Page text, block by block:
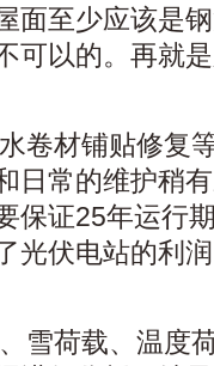
面至少应该是
可以的。再就
卷材铺贴修复
日常的维护稍
保证25年运行
光伏电站的利
雪荷载、温度